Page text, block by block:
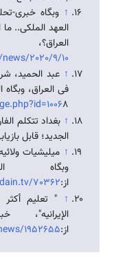
↑ وبگاه خبری-
العهد الملكی.. ما
2020/9/10/
↑ عبد الحمید،
فی العراق، وبگاه
8
↑ بغداد تتكلم
الجدید؛ قابل
↑ میلیشیات
وبگاه
از:70362/
↑
از:1952655/